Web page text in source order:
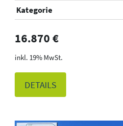
Kategorie
16.870 €
19% MwSt.
DETAILS